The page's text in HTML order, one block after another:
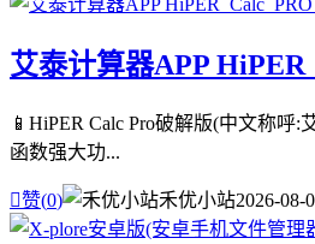
艾泰计算器APP
📱HiPER Calc Pro破解版(中文称
函数强大功...
赞(0) 禾优小站2026-08-